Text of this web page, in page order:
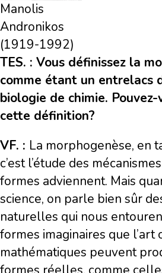
Manolis
Andronikos
(1919-1992)
TES. : Vous définissez la
comme étant un entrelacs
biologie de chimie.
cette définition?
VF. : La morphogenèse, en
c’est l’étude des
formes adviennent. Mais
science, on parle bien sûr
naturelles qui nous
formes imaginaires que l’art
mathématiques peuvent